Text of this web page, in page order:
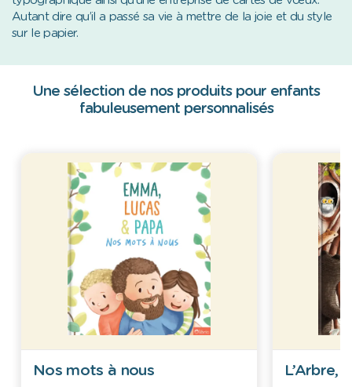
Autant dire qu’il a passé sa vie à mettre de la joie et du style
sur le papier.
Une sélection de nos produits pour enfants
fabuleusement personnalisés
Nos mots à nous L’Arbre,